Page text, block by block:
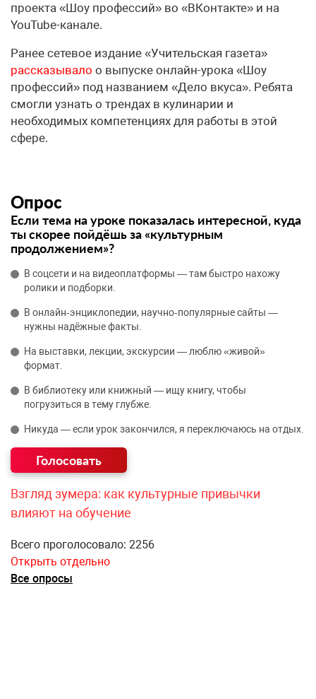
проекта «Шоу профессий» во «ВКонтакте» и на
YouTube-канале.
Ранее сетевое издание «Учительская газета»
рассказывало о выпуске онлайн-урока «Шоу
профессий» под названием «Дело вкуса». Ребята
смогли узнать о трендах в кулинарии и
необходимых компетенциях для работы в этой
сфере.
Опрос
Если тема на уроке показалась интересной, куда
ты скорее пойдёшь за «культурным
продолжением»?
В соцсети и на видеоплатформы — там быстро нахожу
ролики и подборки.
В онлайн‑энциклопедии, научно‑популярные сайты —
нужны надёжные факты.
На выставки, лекции, экскурсии — люблю «живой»
формат.
В библиотеку или книжный — ищу книгу, чтобы
погрузиться в тему глубже.
Никуда — если урок закончился, я переключаюсь на отдых.
Взгляд зумера: как культурные привычки
влияют на обучение
Всего проголосовало: 2256
Открыть отдельно
Все опросы